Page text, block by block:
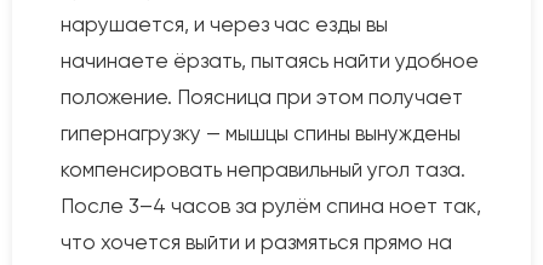
нарушается, и через час езды вы
начинаете ёрзать, пытаясь найти удобное
положение. Поясница при этом получает
гипернагрузку — мышцы спины вынуждены
компенсировать неправильный угол таза.
После 3–4 часов за рулём спина ноет так,
что хочется выйти и размяться прямо на